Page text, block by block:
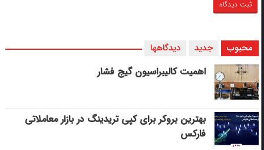
محبوب جدید دیدگاهها
اهمیت کالیبراسیون گیج فشار
بهترین بروکر برای کپی‌ تریدینگ در بازار معاملاتی
فارکس